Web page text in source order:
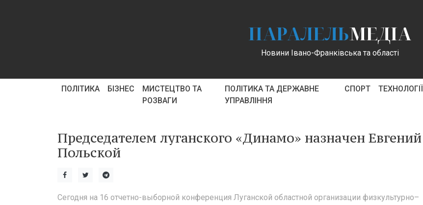
ПАРАЛЕЛЬМЕДІА
Новини Івано-Франківська та області
ПОЛІТИКА БІЗНЕС
МИСТЕЦТВО ТА
РОЗВАГИ
ПОЛІТИКА ТА ДЕРЖАВНЕ
УПРАВЛІННЯ
СПОРТ ТЕХНОЛОГІЇ
Председателем луганского «Динамо» назначен Евгений
Польской
Сегодня на 16 отчетно-выборной конференция Луганской областной организации физкультурно–